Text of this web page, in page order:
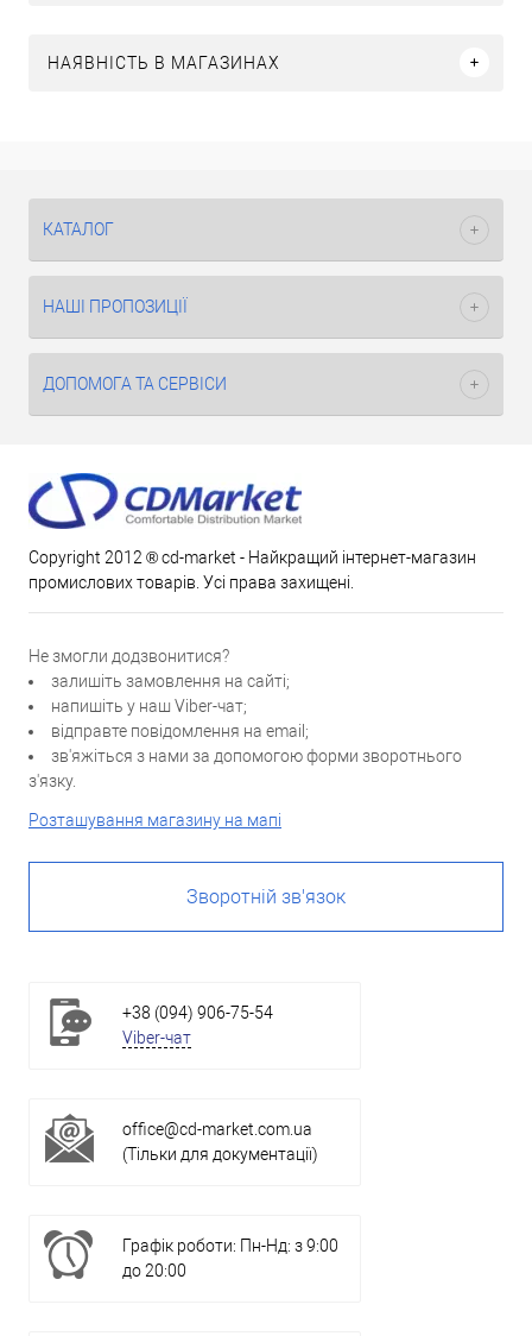
НАЯВНІСТЬ В МАГАЗИНАХ
КАТАЛОГ
НАШІ ПРОПОЗИЦІЇ
ДОПОМОГА ТА СЕРВІСИ
Copyright 2012 ® cd-market - Найкращий інтернет-магазин
промислових товарів. Усі права захищені.
Не змогли додзвонитися?
залишіть замовлення на сайті;
напишіть у наш Viber-чат;
відправте повідомлення на email;
зв'яжіться з нами за допомогою форми зворотнього
з'язку.
Розташування магазину на мапі
Зворотній зв'язок
+38 (094) 906-75-54
Viber-чат
office@cd-market.com.ua
(Тільки для документації)
Графік роботи: Пн-Нд: з 9:00
до 20:00